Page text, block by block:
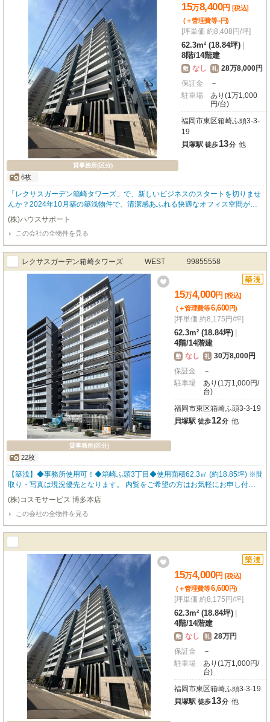
貸事務所(区分)
6枚
15万8,400円 [税込]
(＋管理費等-円)
[坪単価 約8,408円/坪]
62.3m² (18.84坪)
8階/14階建
敷 なし 礼 28万8,000円
保証金
－
駐車場
あり(1万1,000
円/台)
福岡市東区箱崎ふ頭3-3-
19
貝塚駅 徒歩13分 他
「レクサスガーデン箱崎タワーズ」で、新しいビジネスのスタートを切りませ
んか？2024年10月築の築浅物件で、清潔感あふれる快適なオフィス空間が魅
力です。福岡市営地下鉄箱崎線と西鉄貝塚線の「貝塚駅」から徒歩13分、複数
路線が利用できるため、通勤や来客にも大変便利です。広々とした2LDK、専
有面積62.3㎡の空間は、多様なワークスタイルに対応可能。8階北西向きで明
るく、開放感も感じられます。エアコンやエレベーターはもちろん、インター
ネット環境も整っており、すぐに業務を始められますよ。周辺には「箱崎ふ頭
2号緑地」などの公園が点在し、リフレッシュにも最適。コンビニや飲食店、
病院も徒歩圏内に揃っており、日々の業務をサポートしてくれるでしょう。駐
車場も完備しているので、お車での通勤も安心。新しいステージを築く拠点と
して、ぜひご検討ください。
(株)ハウスサポート
この会社の全物件を見る
レクサスガーデン箱崎タワーズ WEST 99855558
貸事務所(区分)
22枚
15万4,000円 [税込]
(＋管理費等6,600円)
[坪単価 約8,175円/坪]
62.3m² (18.84坪)
4階/14階建
敷 なし 礼 30万8,000円
保証金
－
駐車場
あり(1万1,000円/
台)
福岡市東区箱崎ふ頭3-3-19
貝塚駅 徒歩12分 他
【築浅】◆事務所使用可！◆箱崎ふ頭3丁目◆使用面積62.3㎡ (約18.85坪) ※間
取り・写真は現況優先となります。 内覧をご希望の方はお気軽にお申し付け
ください！ 福岡の物件全てご紹介出来ます！！何でもご相談下さい♪
(株)コスモサービス 博多本店
この会社の全物件を見る
15万4,000円 [税込]
(＋管理費等6,600円)
[坪単価 約8,175円/坪]
62.3m² (18.84坪)
4階/14階建
敷 なし 礼 28万円
保証金
－
駐車場
あり(1万1,000円/
台)
福岡市東区箱崎ふ頭3-3-19
貝塚駅 徒歩13分 他